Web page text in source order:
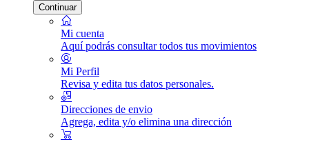
Continuar
Mi cuenta
Aquí podrás consultar todos tus movimientos
Mi Perfil
Revisa y edita tus datos personales.
Direcciones de envio
Agrega, edita y/o elimina una dirección